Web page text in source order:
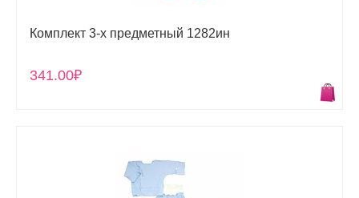
Комплект 3-х предметный 1282ин
341.00₽